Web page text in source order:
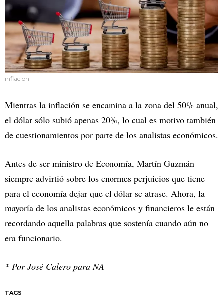
inflacion-1
Mientras la inflación se encamina a la zona del 50% anual,
el dólar sólo subió apenas 20%, lo cual es motivo también
de cuestionamientos por parte de los analistas económicos.
Antes de ser ministro de Economía, Martín Guzmán
siempre advirtió sobre los enormes perjuicios que tiene
para el economía dejar que el dólar se atrase. Ahora, la
mayoría de los analistas económicos y financieros le están
recordando aquella palabras que sostenía cuando aún no
era funcionario.
* Por José Calero para NA
TAGS